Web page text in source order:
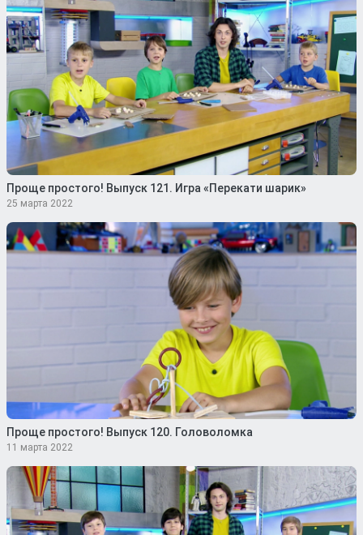
Проще простого! Выпуск 121. Игра «Перекати шарик»
25 марта 2022
Проще простого! Выпуск 120. Головоломка
11 марта 2022